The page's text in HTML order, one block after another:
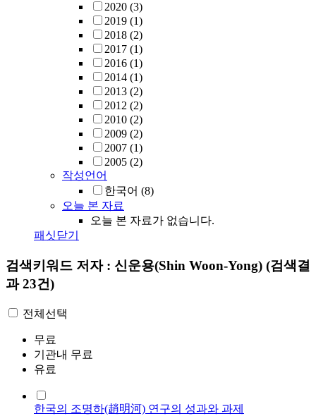
2020 (3)
2019 (1)
2018 (2)
2017 (1)
2016 (1)
2014 (1)
2013 (2)
2012 (2)
2010 (2)
2009 (2)
2007 (1)
2005 (2)
작성언어
한국어 (8)
오늘 본 자료
오늘 본 자료가 없습니다.
패싯닫기
검색키워드 저자 : 신운용(Shin Woon-Yong) (검색결
과 23건)
전체선택
무료
기관내 무료
유료
한국의 조명하(趙明河) 연구의 성과와 과제